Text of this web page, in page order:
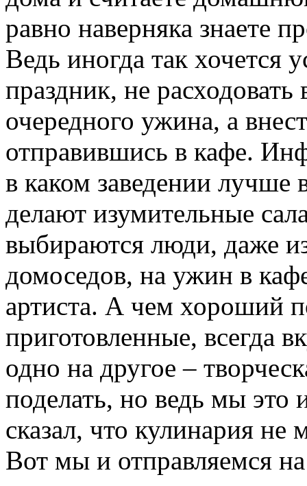
равно наверняка знаете
Ведь иногда так хочется
праздник, не
очередного ужина, а
отправившись в кафе.
в каком заведении лучше
делают изумительные
выбираются люди, даже
домоседов, на ужин в
артиста. А чем хороший
приготовленные, всегда
одно на другое –
поделать, но ведь мы это
сказал, что кулинария не
Вот мы и отправляемся